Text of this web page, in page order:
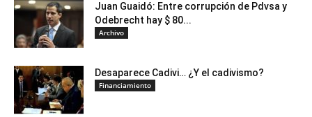
Juan Guaidó: Entre corrupción de Pdvsa y
Odebrecht hay $ 80...
Archivo
Desaparece Cadivi… ¿Y el cadivismo?
Financiamiento